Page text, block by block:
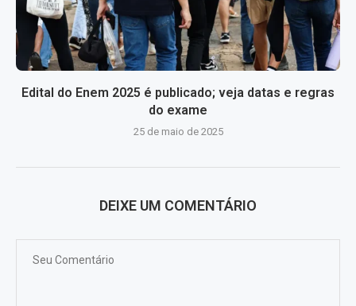
Edital do Enem 2025 é publicado; veja datas e regras
do exame
25 de maio de 2025
DEIXE UM COMENTÁRIO